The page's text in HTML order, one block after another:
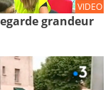
VIDEO
grandeur